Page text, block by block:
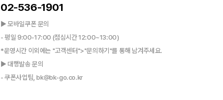
02-536-1901
▶ 모바일쿠폰 문의
- 평일 9:00-17:00 (점심시간 12:00~13:00)
*운영시간 이외에는 "고객센터">"문의하기"를 통해 남겨주세요.
▶ 대행발송 문의
- 쿠폰사업팀, bk@bk-go.co.kr